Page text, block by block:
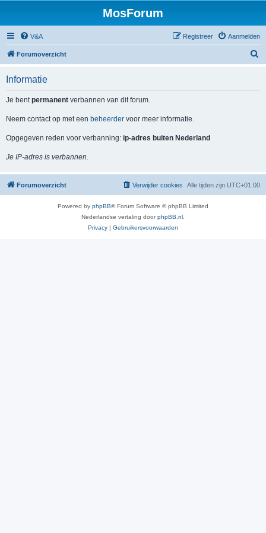
MosForum
V&A Aanmelden
Registreer
Forumoverzicht
Informatie
Je bentpermanent verbannen van dit forum.
Neem contact op met een beheerder voor meer informatie.
Opgegeven reden voor verbanning: ip-adres buiten Nederland
Je IP-adres is verbannen.
Forumoverzicht Alle tijden zijn UTC+01:00
Verwijder cookies
Powered by phpBB® Forum Software © phpBB Limited
Nederlandse vertaling doorphpBB.nl
Privacy | Gebruikersvoorwaarden